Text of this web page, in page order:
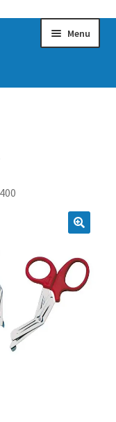
Menu